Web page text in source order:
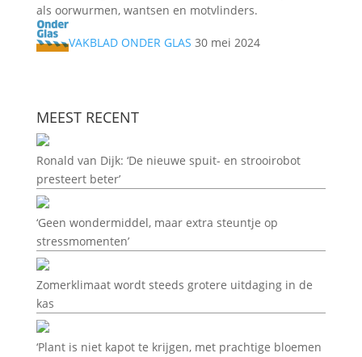
als oorwurmen, wantsen en motvlinders.
VAKBLAD ONDER GLAS 30 mei 2024
MEEST RECENT
Ronald van Dijk: ‘De nieuwe spuit- en strooirobot
presteert beter’
‘Geen wondermiddel, maar extra steuntje op
stressmomenten’
Zomerklimaat wordt steeds grotere uitdaging in de
kas
‘Plant is niet kapot te krijgen, met prachtige bloemen